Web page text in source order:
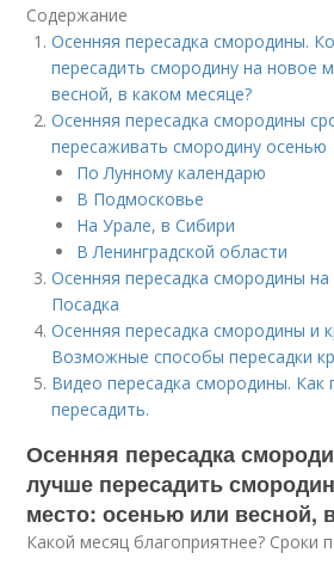
Содержание
Осенняя пересадка смородины.
пересадить смородину на новое
весной, в каком месяце?
Осенняя пересадка смородины
пересаживать смородину осенью
По Лунному календарю
В Подмосковье
На Урале, в Сибири
В Ленинградской области
Осенняя пересадка смородины
Посадка
Осенняя пересадка смородины и
Возможные способы пересадки
Видео пересадка смородины. Как
пересадить.
Осенняя пересадка
лучше пересадить
место: осенью или весной,
Какой месяц благоприятнее? Сроки